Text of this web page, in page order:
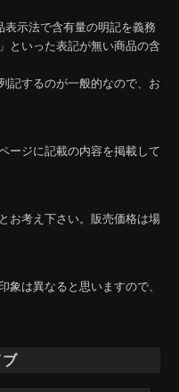
示法で含有量の明記を義務
といった表記が無い商品の含
記するのが一般的なので、お
ージに記載の内容を掲載して
お考え下さい。販売価格は場
象は異なると思いますので、
ブ